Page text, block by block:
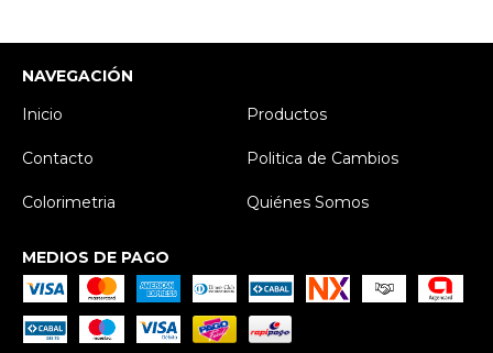
NAVEGACIÓN
Inicio
Productos
Contacto Politica de Cambios
Colorimetria Quiénes Somos
MEDIOS DE PAGO